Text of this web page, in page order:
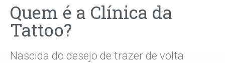
Quem é a Clínica da
Tattoo?
Nascida do desejo de trazer de volta